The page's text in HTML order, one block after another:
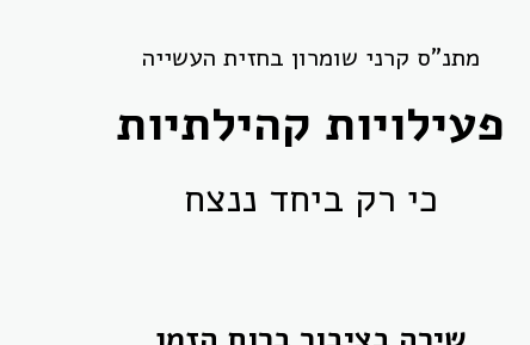
מתנ"ס קרני שומרון בחזית העשייה
פעילויות קהילתיות
כי רק ביחד ננצח